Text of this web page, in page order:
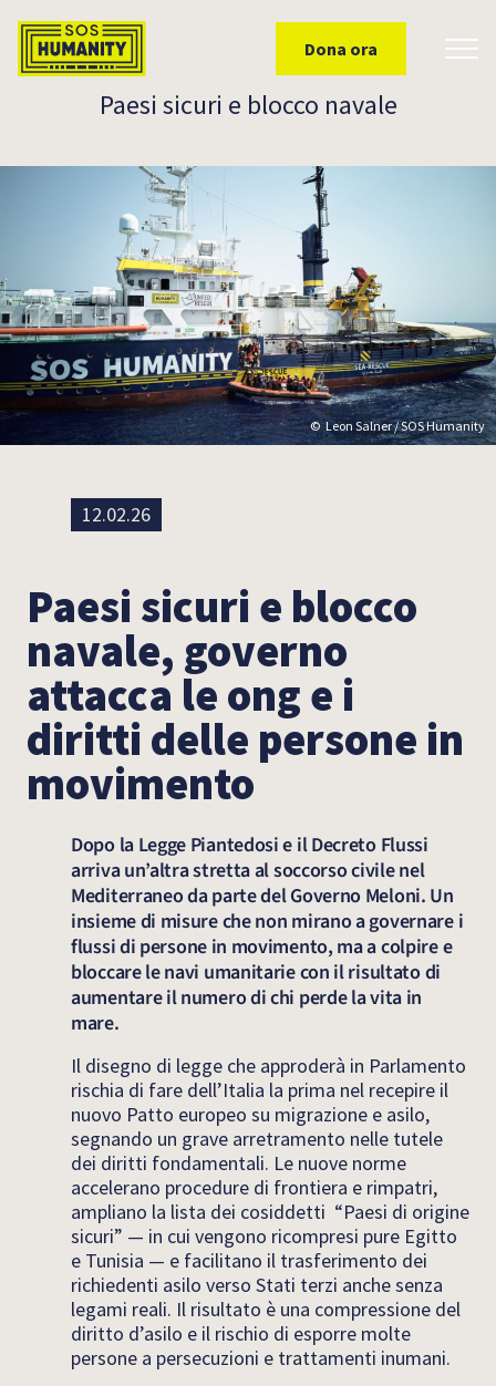
Dona ora
Paesi sicuri e blocco navale
Leon Salner / SOS Humanity
12.02.26
Paesi sicuri e blocco
navale, governo
attacca le ong e i
diritti delle persone in
movimento
Dopo la Legge Piantedosi e il Decreto Flussi
arriva un’altra stretta al soccorso civile nel
Mediterraneo da parte del Governo Meloni. Un
insieme di misure che non mirano a governare i
flussi di persone in movimento, ma a colpire e
bloccare le navi umanitarie con il risultato di
aumentare il numero di chi perde la vita in
mare.
Il disegno di legge che approderà in Parlamento
rischia di fare dell’Italia la prima nel recepire il
nuovo Patto europeo su migrazione e asilo,
segnando un grave arretramento nelle tutele
dei diritti fondamentali. Le nuove norme
accelerano procedure di frontiera e rimpatri,
ampliano la lista dei cosiddetti “Paesi di origine
sicuri” — in cui vengono ricompresi pure Egitto
e Tunisia — e facilitano il trasferimento dei
richiedenti asilo verso Stati terzi anche senza
legami reali. Il risultato è una compressione del
diritto d’asilo e il rischio di esporre molte
persone a persecuzioni e trattamenti inumani.